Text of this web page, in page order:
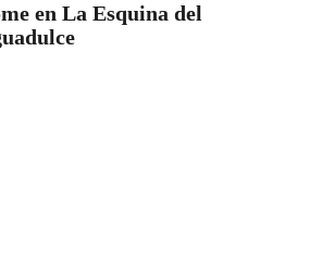
en La Esquina del